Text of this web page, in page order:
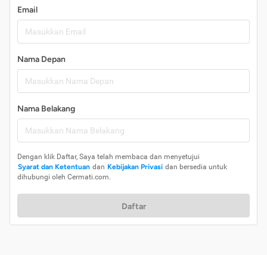
Email
Nama Depan
Nama Belakang
Dengan klik Daftar, Saya telah membaca dan menyetujui
Syarat dan Ketentuan dan Kebijakan Privasi dan bersedia untuk
dihubungi oleh Cermati.com.
Daftar